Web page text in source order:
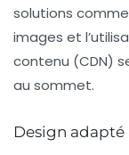
solutions
images et
contenu (CDN)
au sommet.
Design